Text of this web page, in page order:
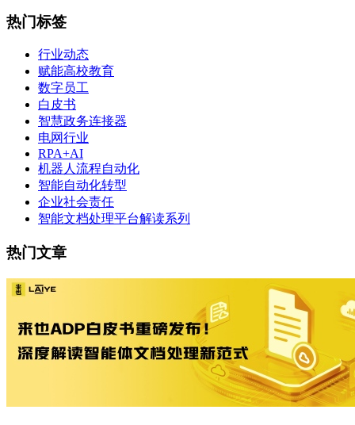
热门标签
行业动态
赋能高校教育
数字员工
白皮书
智慧政务连接器
电网行业
RPA+AI
机器人流程自动化
智能自动化转型
企业社会责任
智能文档处理平台解读系列
热门文章